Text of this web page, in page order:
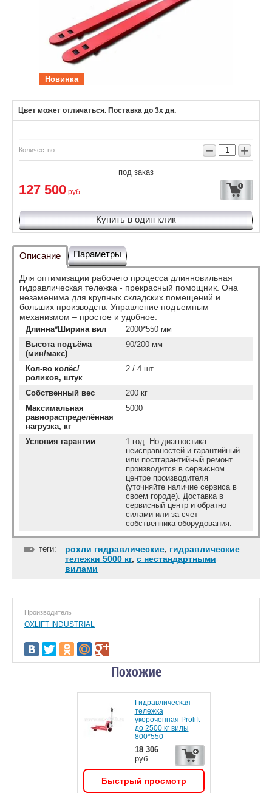
Новинка
Цвет может отличаться. Поставка до 3х дн.
Количество: − +
под заказ
127 500 руб.
Купить в один клик
Описание Параметры
Для оптимизации рабочего процесса длинновильная
гидравлическая тележка - прекрасный помощник. Она
незаменима для крупных складских помещений и
больших производств. Управление подъемным
механизмом – простое и удобное.
Длинна*Ширина вил
2000*550 мм
Высота подъёма
(мин/макс)
90/200 мм
Кол-во колёс/
роликов, штук
2 / 4 шт.
Собственный вес
200 кг
Максимальная
равнораспределённая
нагрузка, кг
5000
Условия гарантии
1 год. Но диагностика
неисправностей и гарантийный
или постгарантийный ремонт
производится в сервисном
центре производителя
(уточняйте наличие сервиса в
своем городе). Доставка в
сервисный центр и обратно
силами или за счет
собственника оборудования.
теги: рохли гидравлические, гидравлические
тележки 5000 кг, с нестандартными
вилами
Производитель
OXLIFT INDUSTRIAL
Похожие
Гидравлическая
тележка
укороченная Prolift
до 2500 кг вилы
800*550
18 306
руб.
Быстрый просмотр